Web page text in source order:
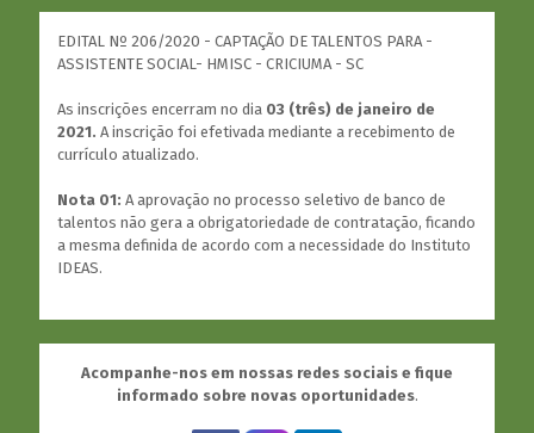
EDITAL Nº 206/2020 - CAPTAÇÃO DE TALENTOS PARA -
ASSISTENTE SOCIAL- HMISC - CRICIUMA - SC
As inscrições encerram no dia 03 (três) de janeiro de
2021. A inscrição foi efetivada mediante a recebimento de
currículo atualizado.
Nota 01: A aprovação no processo seletivo de banco de
talentos não gera a obrigatoriedade de contratação, ficando
a mesma definida de acordo com a necessidade do Instituto
IDEAS.
Acompanhe-nos em nossas redes sociais e fique
informado sobre novas oportunidades.